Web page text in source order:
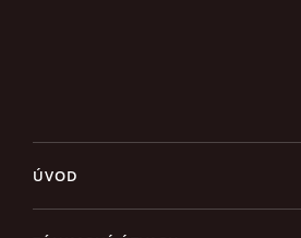
ÚVOD